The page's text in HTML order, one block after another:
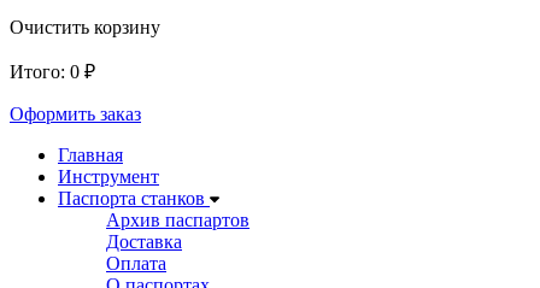
Очистить корзину
Итого: 0 ₽
Оформить заказ
Главная
Инструмент
Паспорта станков
Архив паспартов
Доставка
Оплата